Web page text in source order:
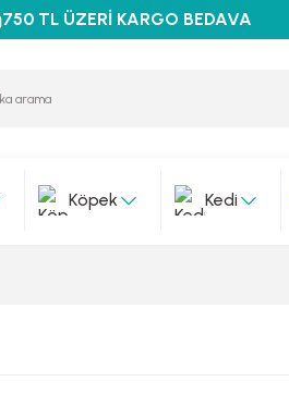
750 TL ÜZERİ KARGO BEDAVA
Köpek Kedi